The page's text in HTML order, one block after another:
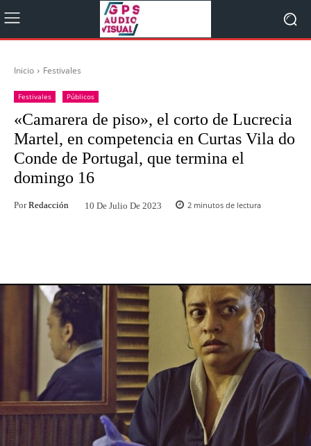
Inicio Festivales
Festivales Públicos
«Camarera de piso», el corto de Lucrecia
Martel, en competencia en Curtas Vila do
Conde de Portugal, que termina el
domingo 16
Por Redacción 10 De Julio De 2023 2 minutos de lectura